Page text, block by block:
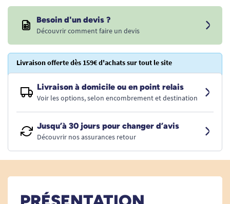
Besoin d'un devis ?
Découvrir comment faire un devis
Livraison offerte dès 159€ d'achats sur tout le site
Livraison à domicile ou en point relais
Voir les options, selon encombrement et destination
Jusqu’à 30 jours pour changer d’avis
Découvrir nos assurances retour